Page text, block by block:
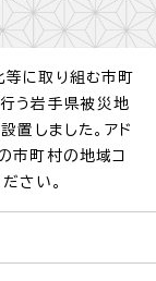
に取り組む市町
う岩手県被災地
置しました。アド
市町村の地域コ
さい。